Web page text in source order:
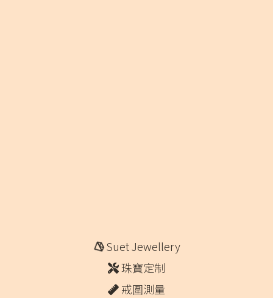
Suet Jewellery
珠寶定制
戒圍測量